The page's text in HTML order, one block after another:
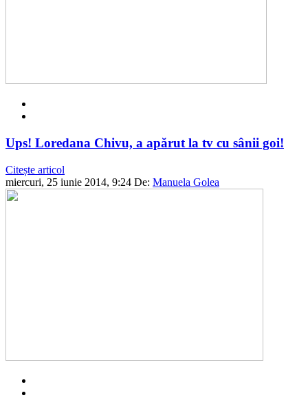
Ups! Loredana Chivu, a apărut la tv cu sânii goi!
Citește articol
miercuri, 25 iunie 2014, 9:24 De: Manuela Golea